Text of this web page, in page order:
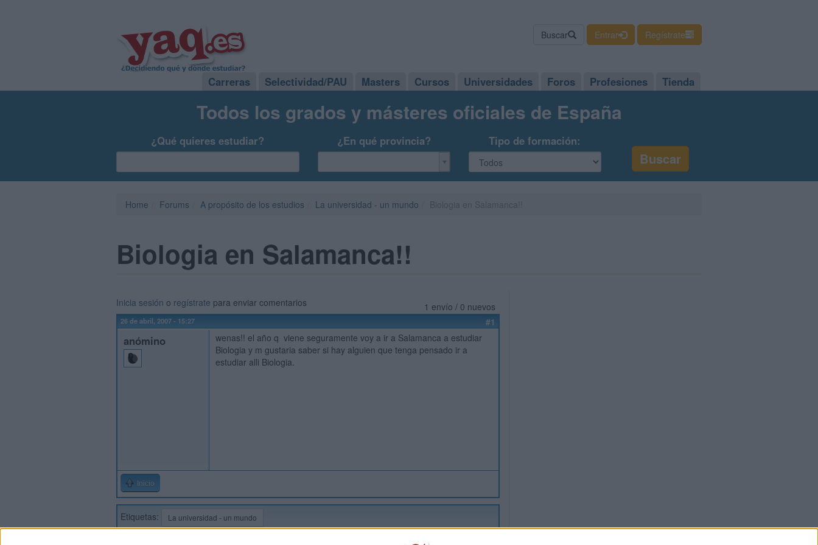
Buscar Entrar Regístrate
Carreras Selectividad/PAU Masters Cursos Universidades Foros Profesiones Tienda
Todos los grados y másteres oficiales de España
¿Qué quieres estudiar? ¿En qué provincia? Tipo de formación:
Home Forums A propósito de los estudios La universidad - un mundo
Biologia en Salamanca!!
1 envío / 0 nuevos
Inicia sesión o regístrate para enviar comentarios
26 de abril, 2007 - 15:27 #1
anómino
wenas!! el año q viene seguramente voy a ir a Salamanca a estudiar
Biologia y m gustaria saber si hay alguien que tenga pensado ir a
estudiar alli Biologia.
Inicio
Etiquetas: La universidad - un mundo